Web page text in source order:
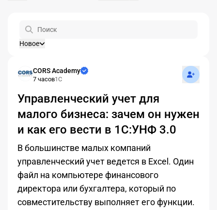
Новое
CORS Academy
7 часов1С
Управленческий учет для
малого бизнеса: зачем он нужен
и как его вести в 1С:УНФ 3.0
В большинстве малых компаний
управленческий учет ведется в Excel. Один
файл на компьютере финансового
директора или бухгалтера, который по
совместительству выполняет его функции.